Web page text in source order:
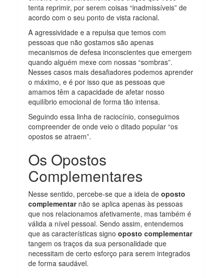
tenta reprimir, por serem coisas “inadmissíveis” de
acordo com o seu ponto de vista racional.
A agressividade e a repulsa que temos com
pessoas que não gostamos são apenas
mecanismos de defesa inconscientes que emergem
quando alguém mexe com nossas “sombras”.
Nesses casos mais desafiadores podemos aprender
o máximo, e é por isso que as pessoas que
amamos têm a capacidade de afetar nosso
equilíbrio emocional de forma tão intensa.
Seguindo essa linha de raciocínio, conseguimos
compreender de onde veio o ditado popular “os
opostos se atraem”.
Os Opostos
Complementares
Nesse sentido, percebe-se que a ideia deoposto
complementar não se aplica apenas às pessoas
que nos relacionamos afetivamente, mas também é
válida a nível pessoal. Sendo assim, entendemos
que as características signooposto complementar
tangem os traços da sua personalidade que
necessitam de certo esforço para serem integrados
de forma saudável.